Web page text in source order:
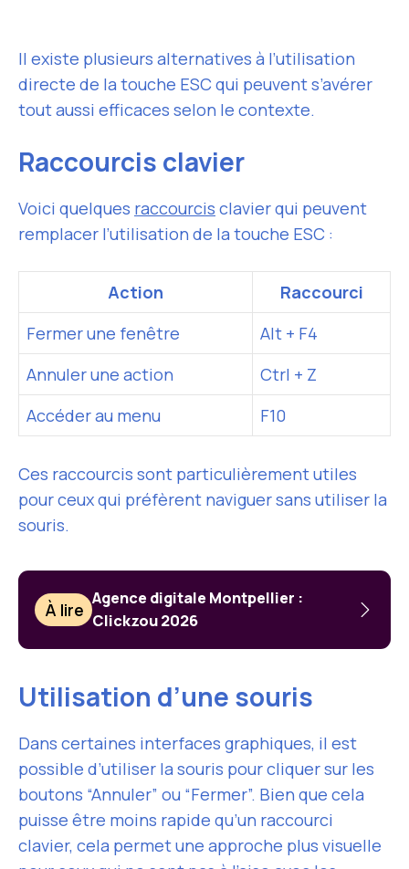
Il existe plusieurs alternatives à l’utilisation
directe de la touche ESC qui peuvent s’avérer
tout aussi efficaces selon le contexte.
Raccourcis clavier
Voici quelques raccourcis clavier qui peuvent
remplacer l’utilisation de la touche ESC :
Action
Raccourci
Fermer une fenêtre
Alt + F4
Annuler une action
Ctrl + Z
Accéder au menu
F10
Ces raccourcis sont particulièrement utiles
pour ceux qui préfèrent naviguer sans utiliser la
souris.
À lire
Agence digitale Montpellier :
Clickzou 2026
Utilisation d’une souris
Dans certaines interfaces graphiques, il est
possible d’utiliser la souris pour cliquer sur les
boutons “Annuler” ou “Fermer”. Bien que cela
puisse être moins rapide qu’un raccourci
clavier, cela permet une approche plus visuelle